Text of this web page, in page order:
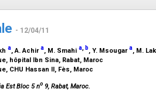
- 12/04/11
a, A. Achira, M. Smahi a, b, Y. Msougara, M.
hôpital Ibn Sina, Rabat, Maroc
CHU Hassan II, Fès, Maroc
Est Bloc 5 no 9, Rabat, Maroc.